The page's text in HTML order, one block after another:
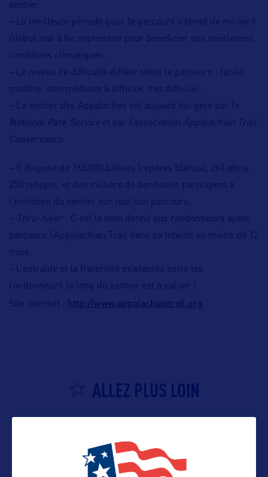
sentier.
– La meilleure période pour le parcours s’étend de mi-avril
/début mai à fin septembre pour bénéficier des meilleures
conditions climatiques.
– Le niveau de difficulté diffère selon le parcours : facile,
modéré, intermédiaire à difficile, très difficile…
– Le sentier des Appalaches est aujourd’hui géré par le
National Park Service et par l’association
Appalachian Trail
Conservancy
– Il dispose de 165.000 balises (repères blancs), 261 abris,
250 refuges, et des milliers de bénévoles participent à
l’entretien du sentier sur tout son parcours.
– Thru-hiker : C’est le nom donné aux randonneurs ayant
parcouru l’Appalachian Trail dans sa totalité en moins de 12
mois.
– L’entraide et la fraternité existantes entre les
randonneurs le long du sentier est à saluer !
Site internet : http://www.appalachiantrail.org
ALLEZ PLUS LOIN
Représentation en France :